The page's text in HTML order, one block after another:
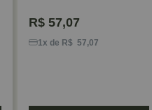
R$57,07
1x de R$ 57,07